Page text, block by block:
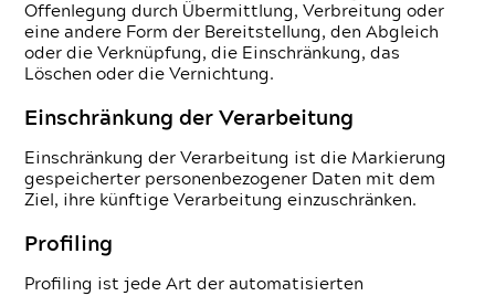
Offenlegung durch Übermittlung, Verbreitung oder
eine andere Form der Bereitstellung, den Abgleich
oder die Verknüpfung, die Einschränkung, das
Löschen oder die Vernichtung.
Einschränkung der Verarbeitung
Einschränkung der Verarbeitung ist die Markierung
gespeicherter personenbezogener Daten mit dem
Ziel, ihre künftige Verarbeitung einzuschränken.
Profiling
Profiling ist jede Art der automatisierten